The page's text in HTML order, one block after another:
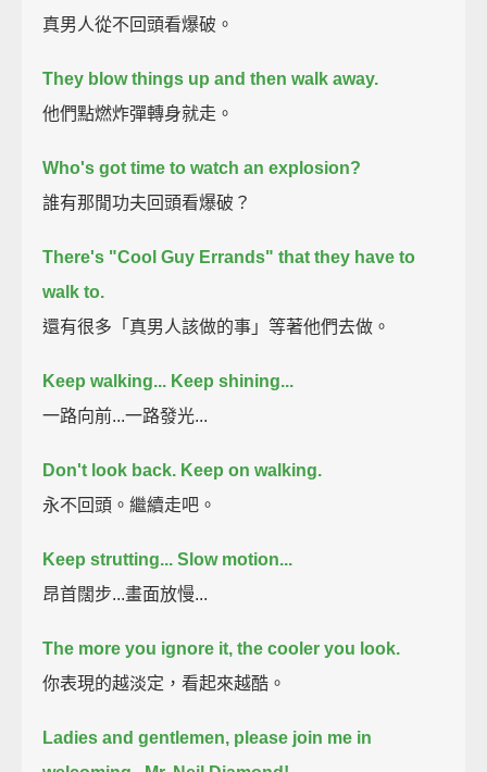
真男人從不回頭看爆破。
They blow things up and then walk away.
他們點燃炸彈轉身就走。
Who's got time to watch an explosion?
誰有那閒功夫回頭看爆破？
There's "Cool Guy Errands" that they have to
walk to.
還有很多「真男人該做的事」等著他們去做。
Keep walking... Keep shining...
一路向前...一路發光...
Don't look back. Keep on walking.
永不回頭。繼續走吧。
Keep strutting... Slow motion...
昂首闊步...畫面放慢...
The more you ignore it, the cooler you look.
你表現的越淡定，看起來越酷。
Ladies and gentlemen, please join me in